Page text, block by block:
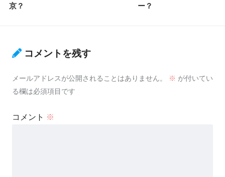
京？
ー？
コメントを残す
メールアドレスが公開されることはありません。 ※ が付いてい
る欄は必須項目です
コメント ※